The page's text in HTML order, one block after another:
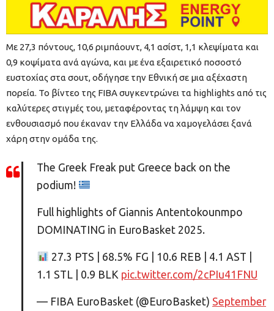
Με 27,3 πόντους, 10,6 ριμπάουντ, 4,1 ασίστ, 1,1 κλεψίματα και
0,9 κοψίματα ανά αγώνα, και με ένα εξαιρετικό ποσοστό
ευστοχίας στα σουτ, οδήγησε την Εθνική σε μια αξέχαστη
πορεία. Το βίντεο της FIBA συγκεντρώνει τα highlights από τις
καλύτερες στιγμές του, μεταφέροντας τη λάμψη και τον
ενθουσιασμό που έκαναν την Ελλάδα να χαμογελάσει ξανά
χάρη στην ομάδα της.
The Greek Freak put Greece back on the
podium!
Full highlights of Giannis Antentokounmpo
DOMINATING in EuroBasket 2025.
27.3 PTS | 68.5% FG | 10.6 REB | 4.1 AST |
1.1 STL | 0.9 BLK pic.twitter.com/2cPIu41FNU
— FIBA EuroBasket (@EuroBasket) September